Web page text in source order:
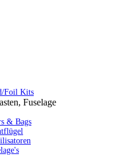
Foil Kits
Fuselage
& Bags